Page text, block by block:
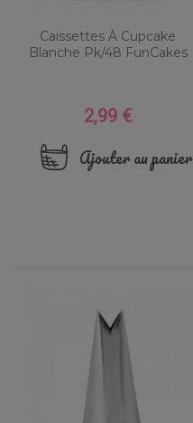
Caissettes À Cupcake
Blanche Pk/48 FunCakes
Prix
2,99 €
Ajouter au panier